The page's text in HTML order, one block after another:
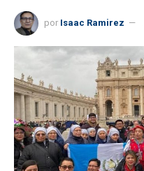
por Isaac Ramirez